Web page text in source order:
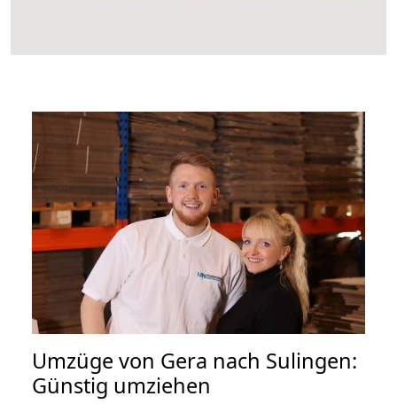
Umzüge von Gera nach Sulingen:
Günstig umziehen